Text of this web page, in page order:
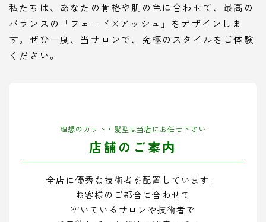
私たちは、あなたの骨格や肌の色に合わせて、最高の
バランスの「フェード×アッシュ」をデザインしま
す。ぜひ一度、当サロンで、究極のスタイルをご体験
ください。
理想のカット・髪型は当店にお任せ下さい
店舗のご案内
全店に優秀な技術者を配置しています。
お客様のご都合に合わせて
空いているサロンや技術者で